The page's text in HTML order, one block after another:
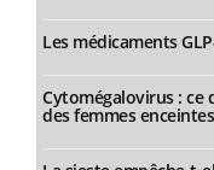
Les médicaments
Cytomégalovirus : ce
des femmes enceintes